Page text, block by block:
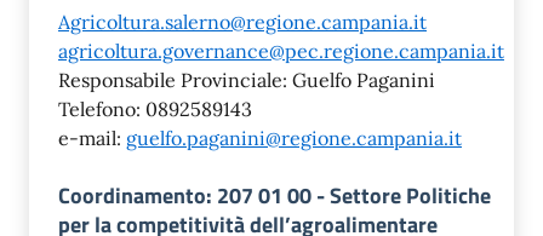
Agricoltura.salerno@regione.campania.it
agricoltura.governance@pec.regione.campania.it
Responsabile Provinciale: Guelfo Paganini
Telefono: 0892589143
e-mail: guelfo.paganini@regione.campania.it
Coordinamento: 207 01 00 - Settore Politiche
per la competitività dell’agroalimentare